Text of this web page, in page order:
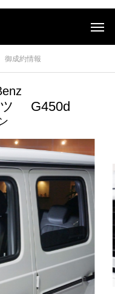
御成約情報
ツ G450d